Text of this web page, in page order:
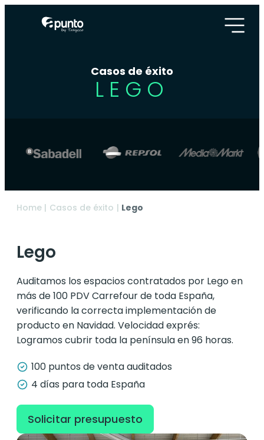
Casos de éxito
LEGO
Home | Casos de éxito | Lego
Lego
Auditamos los espacios contratados por Lego en
más de 100 PDV Carrefour de toda España,
verificando la correcta implementación de
producto en Navidad. Velocidad exprés:
Logramos cubrir toda la península en 96 horas.
100 puntos de venta auditados
4 días para toda España
Solicitar presupuesto